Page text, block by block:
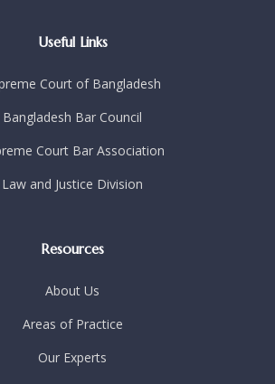
Useful Links
Court of Bangladesh
Bangladesh Bar Council
Court Bar Association
Law and Justice Division
Resources
About Us
Areas of Practice
Our Experts